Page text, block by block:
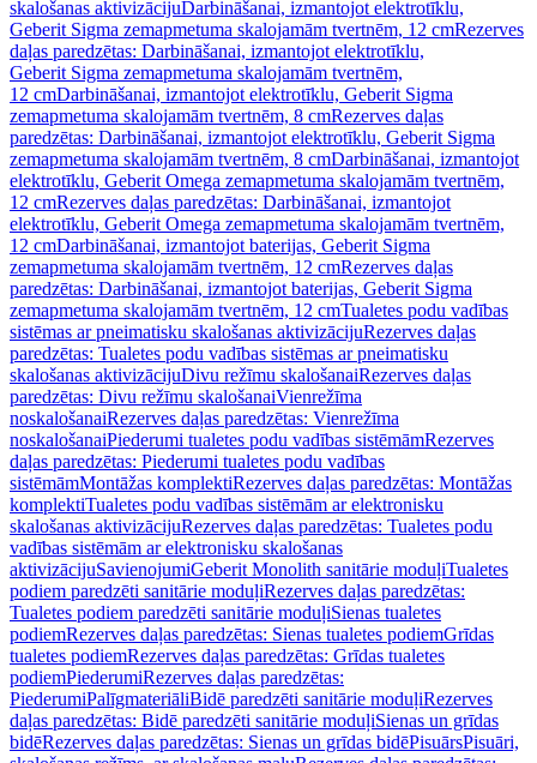
skalošanas aktivizācijuDarbināšanai, izmantojot elektrotīklu,
Geberit Sigma zemapmetuma skalojamām tvertnēm, 12 cmRezerves
daļas paredzētas: Darbināšanai, izmantojot elektrotīklu,
Geberit Sigma zemapmetuma skalojamām tvertnēm,
12 cmDarbināšanai, izmantojot elektrotīklu, Geberit Sigma
zemapmetuma skalojamām tvertnēm, 8 cmRezerves daļas
paredzētas: Darbināšanai, izmantojot elektrotīklu, Geberit Sigma
zemapmetuma skalojamām tvertnēm, 8 cmDarbināšanai, izmantojot
elektrotīklu, Geberit Omega zemapmetuma skalojamām tvertnēm,
12 cmRezerves daļas paredzētas: Darbināšanai, izmantojot
elektrotīklu, Geberit Omega zemapmetuma skalojamām tvertnēm,
12 cmDarbināšanai, izmantojot baterijas, Geberit Sigma
zemapmetuma skalojamām tvertnēm, 12 cmRezerves daļas
paredzētas: Darbināšanai, izmantojot baterijas, Geberit Sigma
zemapmetuma skalojamām tvertnēm, 12 cmTualetes podu vadības
sistēmas ar pneimatisku skalošanas aktivizācijuRezerves daļas
paredzētas: Tualetes podu vadības sistēmas ar pneimatisku
skalošanas aktivizācijuDivu režīmu skalošanaiRezerves daļas
paredzētas: Divu režīmu skalošanaiVienrežīma
noskalošanaiRezerves daļas paredzētas: Vienrežīma
noskalošanaiPiederumi tualetes podu vadības sistēmāmRezerves
daļas paredzētas: Piederumi tualetes podu vadības
sistēmāmMontāžas komplektiRezerves daļas paredzētas: Montāžas
komplektiTualetes podu vadības sistēmām ar elektronisku
skalošanas aktivizācijuRezerves daļas paredzētas: Tualetes podu
vadības sistēmām ar elektronisku skalošanas
aktivizācijuSavienojumiGeberit Monolith sanitārie moduļiTualetes
podiem paredzēti sanitārie moduļiRezerves daļas paredzētas:
Tualetes podiem paredzēti sanitārie moduļiSienas tualetes
podiemRezerves daļas paredzētas: Sienas tualetes podiemGrīdas
tualetes podiemRezerves daļas paredzētas: Grīdas tualetes
podiemPiederumiRezerves daļas paredzētas:
PiederumiPalīgmateriāliBidē paredzēti sanitārie moduļiRezerves
daļas paredzētas: Bidē paredzēti sanitārie moduļiSienas un grīdas
bidēRezerves daļas paredzētas: Sienas un grīdas bidēPisuārsPisuāri,